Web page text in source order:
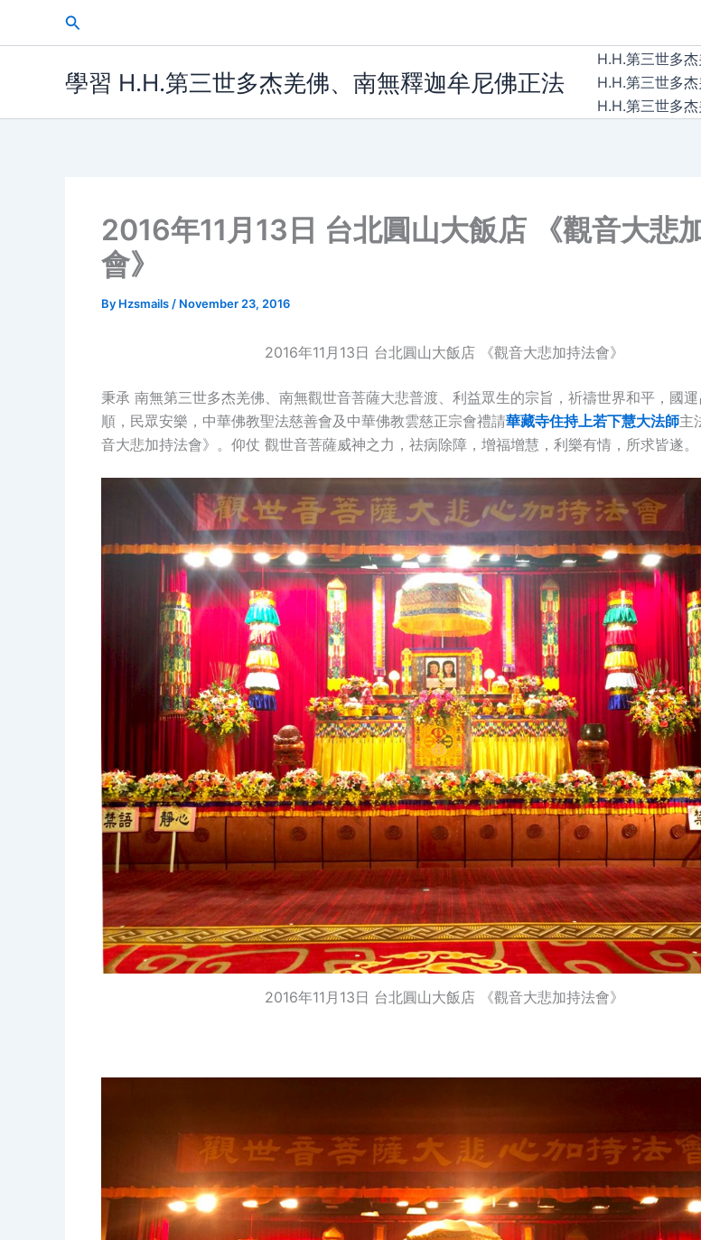
Search
學習 H.H.第三世多杰羌佛、南無釋迦牟尼佛正法
H.H.第三世多
H.H.第三世多
H.H.第三世多
2016年11月13日 台北圓山大飯店 《觀音大悲
會》
By Hzsmails / November 23, 2016
2016年11月13日 台北圓山大飯店 《觀音大悲加持法會》
秉承 南無第三世多杰羌佛、南無觀世音菩薩大悲普渡、利益眾生的宗旨，祈禱世界和平，國
順，民眾安樂，中華佛教聖法慈善會及中華佛教雲慈正宗會禮請華藏寺住持上若下慧大法師主
音大悲加持法會》。仰仗 觀世音菩薩威神之力，祛病除障，增福增慧，利樂有情，所求皆遂。
2016年11月13日 台北圓山大飯店 《觀音大悲加持法會》